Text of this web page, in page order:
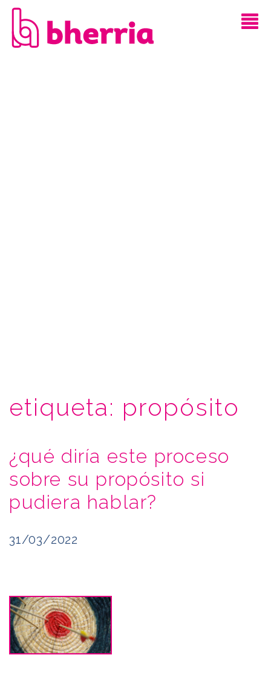
etiqueta: propósito
¿qué diría este proceso
sobre su propósito si
pudiera hablar?
31/03/2022